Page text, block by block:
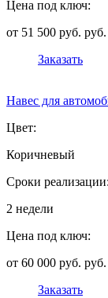
Цена под ключ:
от 51 500 руб. руб.
Заказать
Навес для
Цвет:
Коричневый
Сроки реализации:
2 недели
Цена под ключ:
от 60 000 руб. руб.
Заказать